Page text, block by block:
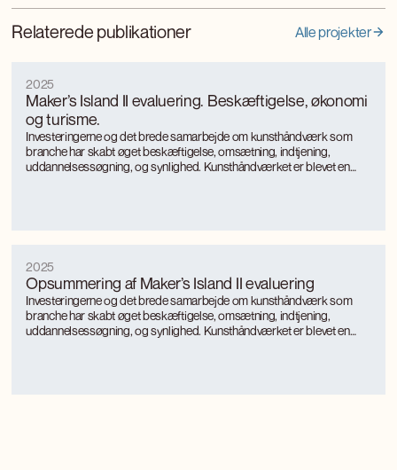
Relaterede publikationer Alle projekter
Maker’s Island II evaluering. Beskæftigelse, økonomi
og turisme.
2025
Investeringerne og det brede samarbejde om kunsthåndværk som
branche har skabt øget beskæftigelse, omsætning, indtjening,
uddannelsessøgning, og synlighed. Kunsthåndværket er blevet en
Opsummering af Maker’s Island II evaluering
2025
Investeringerne og det brede samarbejde om kunsthåndværk som
branche har skabt øget beskæftigelse, omsætning, indtjening,
uddannelsessøgning, og synlighed. Kunsthåndværket er blevet en